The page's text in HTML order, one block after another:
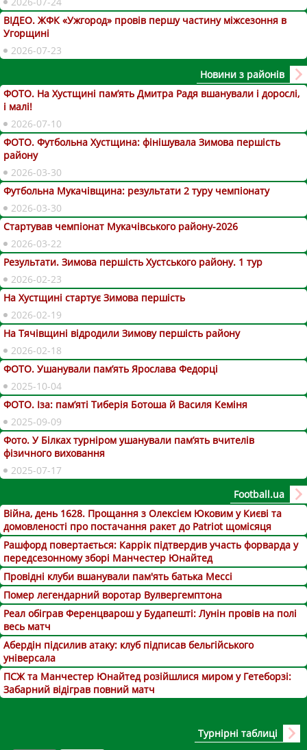
ВІДЕО. ЖФК «Ужгород» провів першу частину міжсезоння в
Угорщині
2026-07-23
Новини з районів
ФОТО. На Хустщині пам’ять Дмитра Радя вшанували і дорослі,
і малі!
2026-07-10
ФОТО. Футбольна Хустщина: фінішувала Зимова першість
району
2026-03-30
Футбольна Мукачівщина: результати 2 туру чемпіонату
2026-03-30
Стартував чемпіонат Мукачівського району-2026
2026-03-22
Результати. Зимова першість Хустського району. 1 тур
2026-02-23
На Хустщині стартує Зимова першість
2026-02-19
На Тячівщині відродили Зимову першість району
2026-02-18
ФОТО. Ушанували пам’ять Ярослава Федорці
2025-10-04
ФОТО. Іза: пам’яті Тиберія Ботоша й Василя Кеміня
2025-09-09
Фото. У Білках турніром ушанували пам’ять вчителів
фізичного виховання
2025-07-17
Football.ua
Війна, день 1628. Прощання з Олексієм Юковим у Києві та
домовленості про постачання ракет до Patriot щомісяця
Рашфорд повертається: Каррік підтвердив участь форварда у
передсезонному зборі Манчестер Юнайтед
Провідні клуби вшанували пам'ять батька Мессі
Помер легендарний воротар Вулвергемптона
Реал обіграв Ференцварош у Будапешті: Лунін провів на полі
весь матч
Абердін підсилив атаку: клуб підписав бельгійського
універсала
ПСЖ та Манчестер Юнайтед розійшлися миром у Гетеборзі:
Забарний відіграв повний матч
Турнірні таблиці